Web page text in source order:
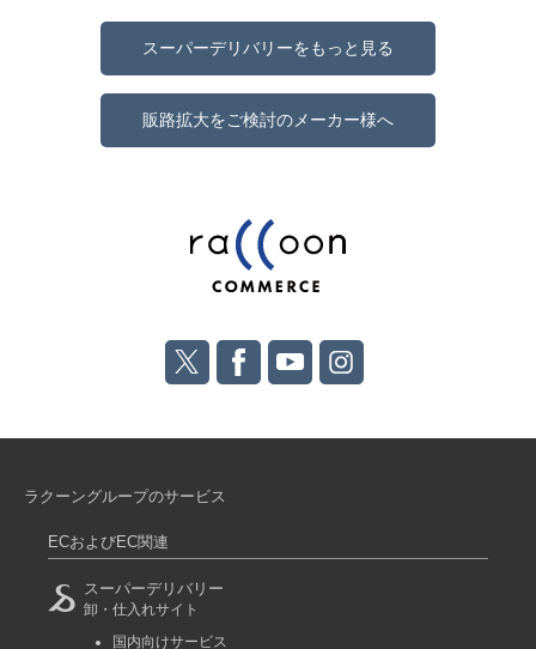
スーパーデリバリーをもっと見る
販路拡大をご検討のメーカー様へ
ラクーングループのサービス
ECおよびEC関連
スーパーデリバリー
卸・仕入れサイト
国内向けサービス